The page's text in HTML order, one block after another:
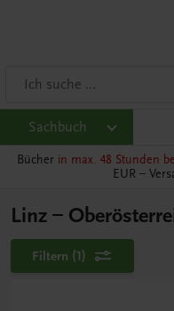
Sachbuch
Bücher in max. 48 Stunden
EUR –
Linz –
Filtern (1)